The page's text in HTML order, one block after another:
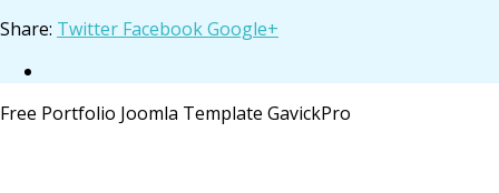
Share: Twitter FacebookGoogle+
Free Portfolio Joomla Template GavickPro